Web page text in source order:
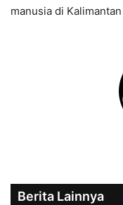
manusia di
Berita Lainnya